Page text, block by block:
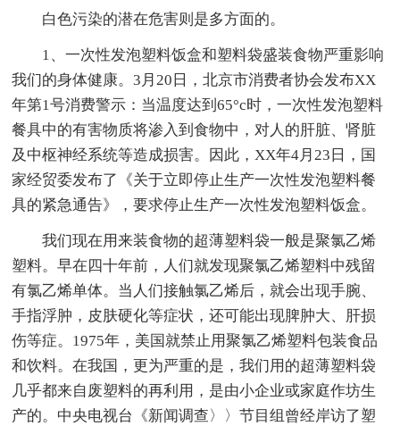
白色污染的潜在危害则是多方面的。
1、一次性发泡塑料饭盒和塑料袋盛装食物严重影响
我们的身体健康。3月20日，北京市消费者协会发布XX
年第1号消费警示：当温度达到65°c时，一次性发泡塑料
餐具中的有害物质将渗入到食物中，对人的肝脏、肾脏
及中枢神经系统等造成损害。因此，XX年4月23日，国
家经贸委发布了《关于立即停止生产一次性发泡塑料餐
具的紧急通告》，要求停止生产一次性发泡塑料饭盒。
我们现在用来装食物的超薄塑料袋一般是聚氯乙烯
塑料。早在四十年前，人们就发现聚氯乙烯塑料中残留
有氯乙烯单体。当人们接触氯乙烯后，就会出现手腕、
手指浮肿，皮肤硬化等症状，还可能出现脾肿大、肝损
伤等症。1975年，美国就禁止用聚氯乙烯塑料包装食品
和饮料。在我国，更为严重的是，我们用的超薄塑料袋
几乎都来自废塑料的再利用，是由小企业或家庭作坊生
产的。中央电视台《新闻调查〉〉节目组曾经岸访了塑